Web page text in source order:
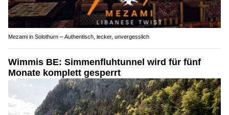
Mezami in Solothurn – Authentisch, lecker, unvergesslich
Wimmis BE: Simmenfluhtunnel wird für fünf
Monate komplett gesperrt